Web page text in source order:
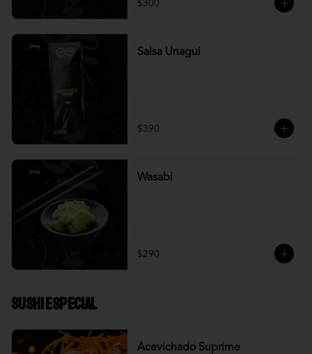
$300
Salsa Unagui
$390
Wasabi
$290
Sushi Especial
Acevichado Suprime